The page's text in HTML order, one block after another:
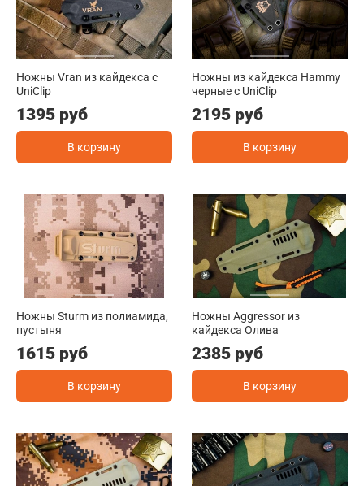
Ножны Vran из кайдекса c
UniClip
1395 руб
В корзину
Ножны из кайдекса Hammy
черные c UniClip
2195 руб
В корзину
Ножны Sturm из полиамида,
пустыня
1615 руб
В корзину
Ножны Aggressor из
кайдекса Олива
2385 руб
В корзину